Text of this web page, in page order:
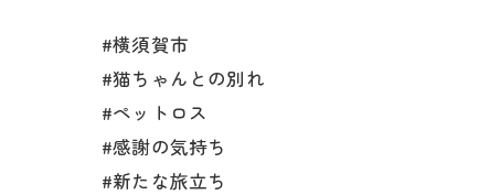
#横須賀市
#猫ちゃんとの別れ
#ペットロス
#感謝の気持ち
#新たな旅立ち